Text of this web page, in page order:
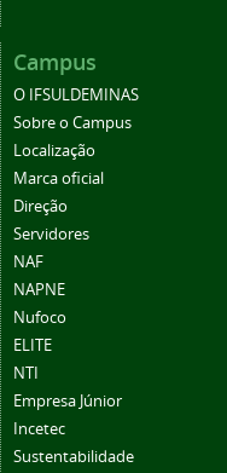
Campus
O IFSULDEMINAS
Sobre o Campus
Localização
Marca oficial
Direção
Servidores
NAF
NAPNE
Nufoco
ELITE
NTI
Empresa Júnior
Incetec
Sustentabilidade